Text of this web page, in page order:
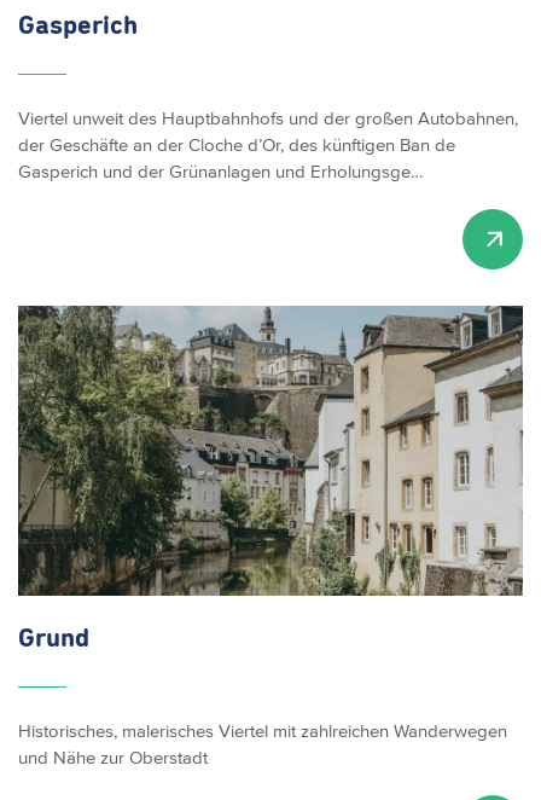
Gasperich
Viertel unweit des Hauptbahnhofs und der großen Autobahnen,
der Geschäfte an der Cloche d’Or, des künftigen Ban de
Gasperich und der Grünanlagen und Erholungsge…
Grund
Historisches, malerisches Viertel mit zahlreichen Wanderwegen
und Nähe zur Oberstadt